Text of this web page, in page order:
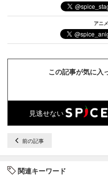
アニ
この記事が気に入
見逃せない
前の記事
関連キーワード